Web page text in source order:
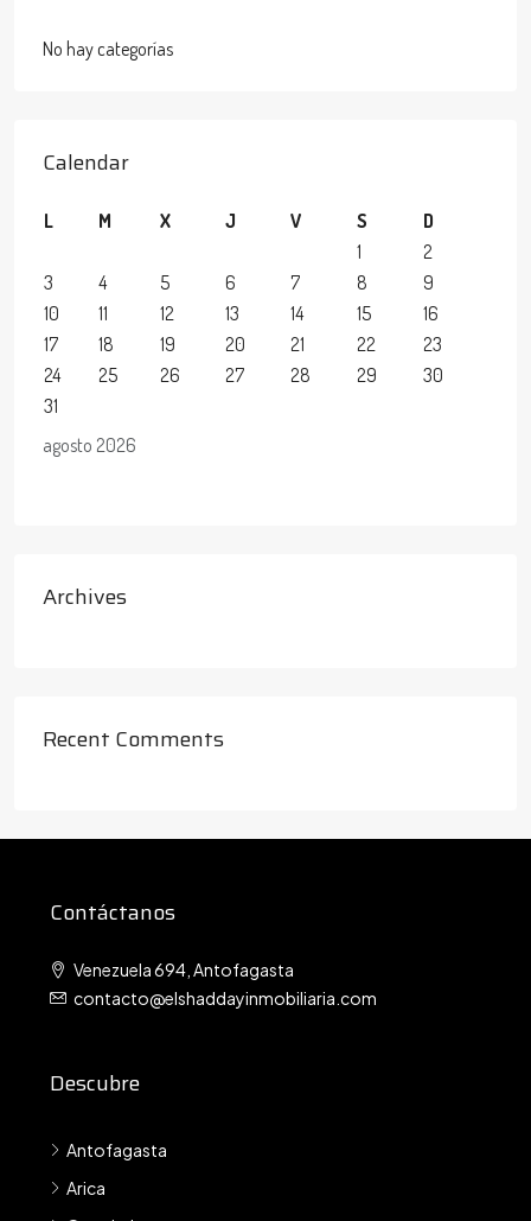
No hay categorías
Calendar
agosto 2026
L M X J V S
D
1
2
3
4 5 6 7 8
9
10
11 12 13 14 15
16
17
18 19 20 21 22
23
24
25 26 27 28 29
30
31
Archives
Recent Comments
Contáctanos
Venezuela 694, Antofagasta
contacto@elshaddayinmobiliaria.com
Descubre
Antofagasta
Arica